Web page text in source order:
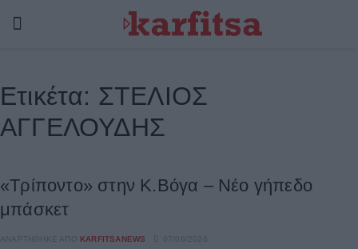
Ετικέτα: ΣΤΕΛΙΟΣ
ΑΓΓΕΛΟΥΔΗΣ
«Τρίποντο» στην Κ.Βόγα – Νέο γήπεδο
μπάσκετ
ΑΝΑΡΤΉΘΗΚΕ ΑΠΌ KARFITSANEWS